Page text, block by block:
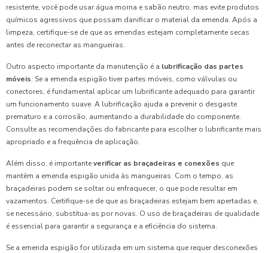
resistente, você pode usar água morna e sabão neutro, mas evite produtos
químicos agressivos que possam danificar o material da emenda. Após a
limpeza, certifique-se de que as emendas estejam completamente secas
antes de reconectar as mangueiras.
Outro aspecto importante da manutenção é a lubrificação das partes
móveis. Se a emenda espigão tiver partes móveis, como válvulas ou
conectores, é fundamental aplicar um lubrificante adequado para garantir
um funcionamento suave. A lubrificação ajuda a prevenir o desgaste
prematuro e a corrosão, aumentando a durabilidade do componente.
Consulte as recomendações do fabricante para escolher o lubrificante mais
apropriado e a frequência de aplicação.
Além disso, é importanteverificar as braçadeiras e conexões que
mantêm a emenda espigão unida às mangueiras. Com o tempo, as
braçadeiras podem se soltar ou enfraquecer, o que pode resultar em
vazamentos. Certifique-se de que as braçadeiras estejam bem apertadas e,
se necessário, substitua-as por novas. O uso de braçadeiras de qualidade
é essencial para garantir a segurança e a eficiência do sistema.
Se a emenda espigão for utilizada em um sistema que requer desconexões